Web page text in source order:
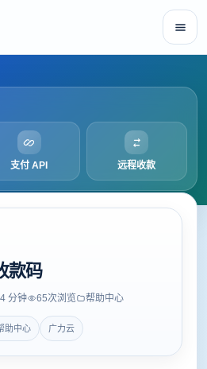
支付 API 远程收款
款码
分钟 65次浏览 帮助中心
助中心 广力云